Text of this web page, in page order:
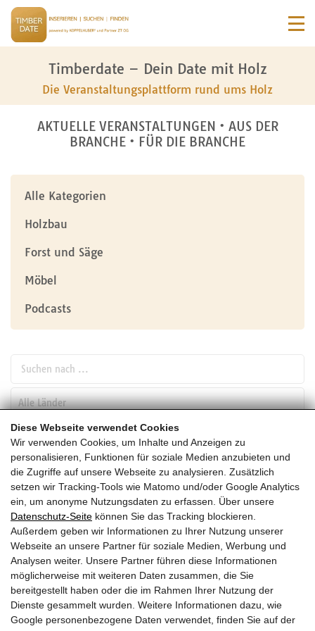
Diese Webseite verwendet Cookies
Wir verwenden Cookies, um Inhalte und Anzeigen zu
personalisieren, Funktionen für soziale Medien anzubieten und
die Zugriffe auf unsere Webseite zu analysieren. Zusätzlich
setzen wir Tracking-Tools wie Matomo und/oder Google Analytics
ein, um anonyme Nutzungsdaten zu erfassen. Über unsere
Datenschutz-Seite können Sie das Tracking blockieren.
Außerdem geben wir Informationen zu Ihrer Nutzung unserer
Webseite an unsere Partner für soziale Medien, Werbung und
Analysen weiter. Unsere Partner führen diese Informationen
möglicherweise mit weiteren Daten zusammen, die Sie
bereitgestellt haben oder die im Rahmen Ihrer Nutzung der
Dienste gesammelt wurden. Weitere Informationen dazu, wie
Google personenbezogene Daten verwendet, finden Sie auf der
Timberdate – Dein Date mit Holz
Die Veranstaltungsplattform rund ums Holz
AKTUELLE VERANSTALTUNGEN • AUS DER
BRANCHE • FÜR DIE BRANCHE
Alle Kategorien
Holzbau
Forst und Säge
Möbel
Podcasts
SUCHEN
Februar
HEUTE
2028
Februar 2028
Es wurden leider keine Veranstaltungen gefunden ....